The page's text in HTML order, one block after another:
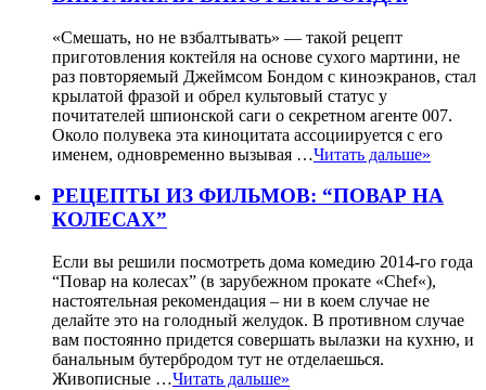
«Смешать, но не взбалтывать» — такой рецепт
приготовления коктейля на основе сухого мартини, не
раз повторяемый Джеймсом Бондом с киноэкранов, стал
крылатой фразой и обрел культовый статус у
почитателей шпионской саги о секретном агенте 007.
Около полувека эта киноцитата ассоциируется с его
именем, одновременно вызывая …Читать дальше»
РЕЦЕПТЫ ИЗ ФИЛЬМОВ: “ПОВАР НА
КОЛЕСАХ”
Если вы решили посмотреть дома комедию 2014-го года
“Повар на колесах” (в зарубежном прокате «Chef«),
настоятельная рекомендация – ни в коем случае не
делайте это на голодный желудок. В противном случае
вам постоянно придется совершать вылазки на кухню, и
банальным бутербродом тут не отделаешься.
Живописные …Читать дальше»